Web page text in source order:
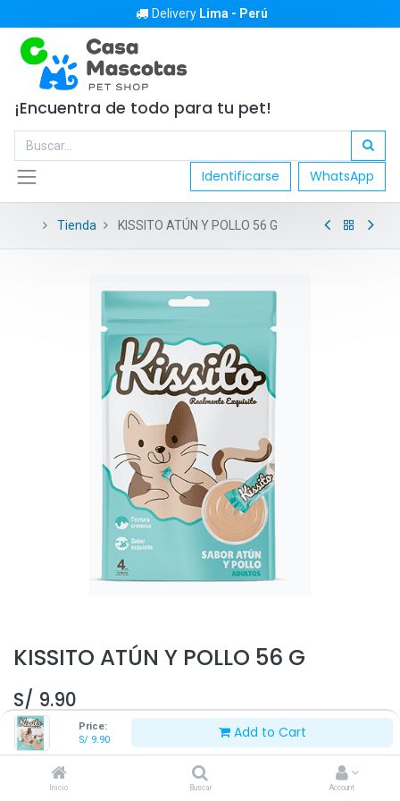
Price:
S/ 9.90 Add to Cart
Inicio Buscar Account
Delivery Lima - Perú
¡Encuentra de todo para tu pet!
Identificarse WhatsApp
Tienda KISSITO ATÚN Y POLLO 56 G
KISSITO ATÚN Y POLLO 56 G
S/ 9.90